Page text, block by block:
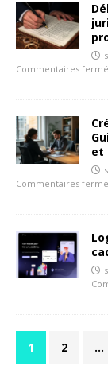
Commentaires
et
Commentaires
1 2 …